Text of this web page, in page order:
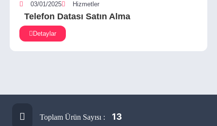
03/01/2025 Hizmetler
Telefon Datası Satın Alma
Detaylar
Toplam Ürün Sayısı : 13